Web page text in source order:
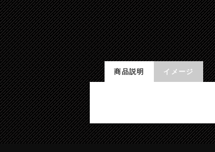
商品説明 イメージ